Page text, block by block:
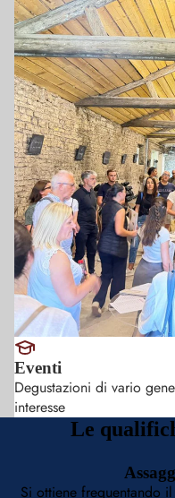
Eventi
Degustazioni di vario
interesse
Le
Si ottiene frequentando